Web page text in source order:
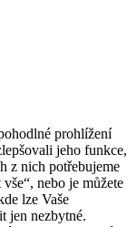
prohlížení
jeho funkce,
z nich potřebujeme
nebo je můžete
lze Vaše
jen nezbytné.